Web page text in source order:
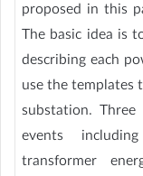
proposed in this
The basic idea is
describing each
use the templates
substation.
events
transformer